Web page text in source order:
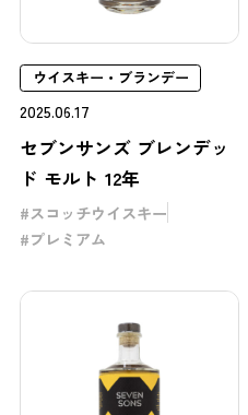
ウイスキー・ブランデー
2025.06.17
セブンサンズ ブレンデッ
ド モルト 12年
スコッチウイスキー
プレミアム